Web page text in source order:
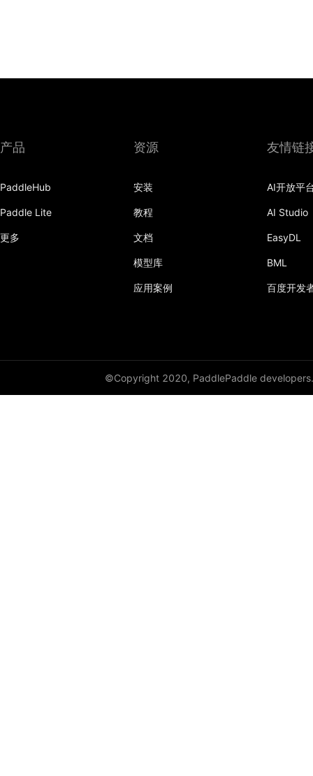
产品
PaddleHub
Paddle Lite
更多
资源
安装
教程
文档
模型库
应用案例
友情链
AI开放平
AI Studio
EasyDL
BML
百度开发
©Copyright 2020, PaddlePaddle developers.